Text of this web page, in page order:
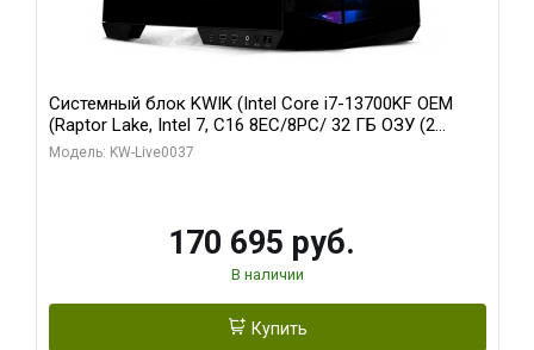
Системный блок KWIK (Intel Core i7-13700KF OEM
(Raptor Lake, Intel 7, C16 8EC/8PC/ 32 ГБ ОЗУ (2
модуля)/ Gigabyte RTX5070 AERO OC 12GB GDDR7
Модель: KW-Live0037
170 695 руб.
В наличии
Купить